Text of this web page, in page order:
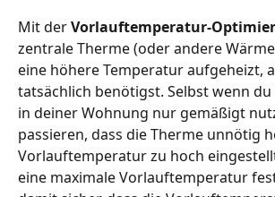
Mit der Vorlauftemperatur-
zentrale Therme (oder andere
eine höhere Temperatur aufgeheizt,
tatsächlich benötigst. Selbst wenn
in deiner Wohnung nur gemäßigt
passieren, dass die Therme unnötig
Vorlauftemperatur zu hoch
eine maximale Vorlauftemperatur